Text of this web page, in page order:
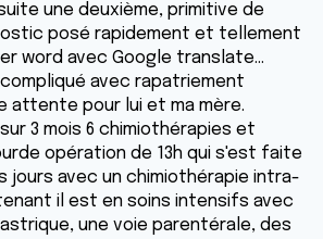
une deuxième, primitive de
posé rapidement et tellement
word avec Google translate...
avec rapatriement
attente pour lui et ma mère.
3 mois 6 chimiothérapies et
opération de 13h qui s'est faite
jours avec un chimiothérapie intra-
il est en soins intensifs avec
une voie parentérale, des